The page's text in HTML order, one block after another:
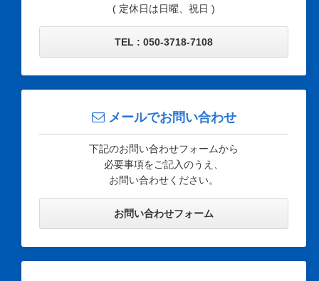
( 定休日は日曜、祝日 )
TEL : 050-3718-7108
メールでお問い合わせ
下記のお問い合わせフォームから
必要事項をご記入のうえ、
お問い合わせください。
お問い合わせフォーム